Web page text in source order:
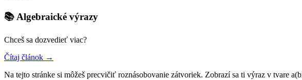
📚 Algebraické výrazy
Chceš sa dozvedieť viac?
Čítaj článok →
Na tejto stránke si môžeš precvičiť roznásobovanie zátvoriek. Zobrazí sa ti výraz v tvare